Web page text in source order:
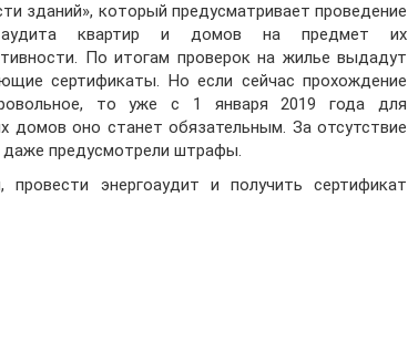
зданий», который предусматривает проведение
аудита квартир и домов на предмет их
По итогам проверок на жилье выдадут
сертификаты. Но если сейчас прохождение
то уже с 1 января 2019 года для
домов оно станет обязательным. За отсутствие
даже предусмотрели штрафы.
провести энергоаудит и получить сертификат